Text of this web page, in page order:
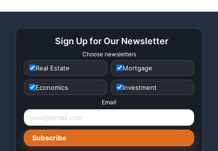
Sign Up for Our Newsletter
Choose newsletters
Real Estate Mortgage
Economics Investment
Email